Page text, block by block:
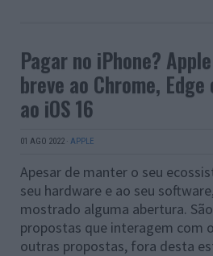
Pagar no iPhone?
breve ao Chrome,
ao iOS 16
01 AGO 2022 · APPLE
Apesar de manter o seu
seu hardware e ao seu
mostrado alguma abertura.
propostas que interagem com
outras propostas, fora desta